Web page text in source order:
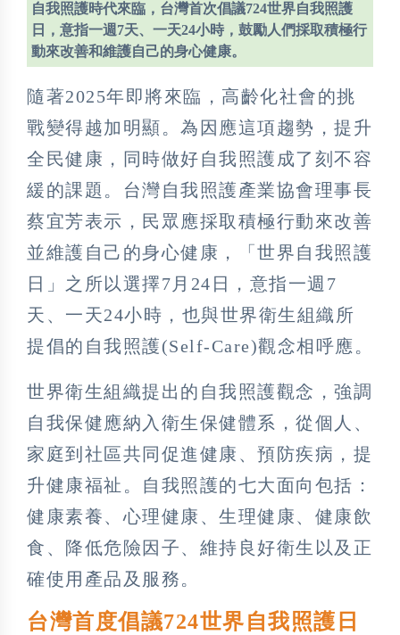
自我照護時代來臨，台灣首次倡議724世界自我照護
日，意指一週7天、一天24小時，鼓勵人們採取積極行
動來改善和維護自己的身心健康。
隨著2025年即將來臨，高齡化社會的挑
戰變得越加明顯。為因應這項趨勢，提升
全民健康，同時做好自我照護成了刻不容
緩的課題。台灣自我照護產業協會理事長
蔡宜芳表示，民眾應採取積極行動來改善
並維護自己的身心健康，「世界自我照護
日」之所以選擇7月24日，意指一週7
天、一天24小時，也與世界衛生組織所
提倡的自我照護(Self-Care)觀念相呼應。
世界衛生組織提出的自我照護觀念，強調
自我保健應納入衛生保健體系，從個人、
家庭到社區共同促進健康、預防疾病，提
升健康福祉。自我照護的七大面向包括：
健康素養、心理健康、生理健康、健康飲
食、降低危險因子、維持良好衛生以及正
確使用產品及服務。
台灣首度倡議724世界自我照護日